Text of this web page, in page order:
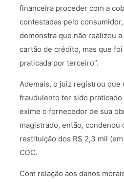
financeira proceder com a
contestadas pelo
demonstra que não realizou
cartão de crédito, mas que
praticada por terceiro”.
Ademais, o juiz registrou que
fraudulento ter sido
exime o fornecedor de sua
magistrado, então, condenou
restituição dos R$ 2,3 mil
CDC.
Com relação aos danos